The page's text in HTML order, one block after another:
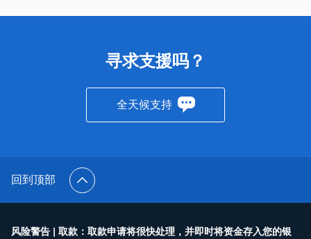
寻求支援吗？
全天候支持
回到顶部
风险警告 | 取款：取款申请将很快处理，并即时将资金存入您的银